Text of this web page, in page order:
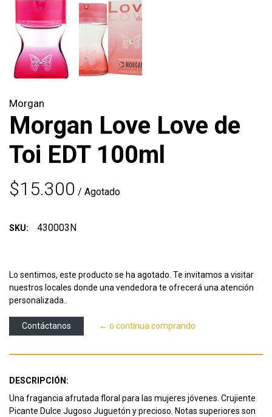
Morgan
Morgan Love Love de
Toi EDT 100ml
$15.300 / Agotado
SKU: 430003N
Lo sentimos, este producto se ha agotado. Te invitamos a visitar
nuestros locales donde una vendedora te ofrecerá una atención
personalizada..
Contáctanos ← o continua comprando
DESCRIPCIÓN:
Una fragancia afrutada floral para las mujeres jóvenes. Crujiente
Picante Dulce Jugoso Juguetón y precioso. Notas superiores son